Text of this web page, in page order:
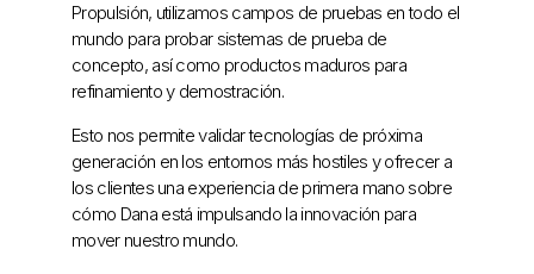
Propulsión, utilizamos campos de pruebas en todo el
mundo para probar sistemas de prueba de
concepto, así como productos maduros para
refinamiento y demostración.
Esto nos permite validar tecnologías de próxima
generación en los entornos más hostiles y ofrecer a
los clientes una experiencia de primera mano sobre
cómo Dana está impulsando la innovación para
mover nuestro mundo.